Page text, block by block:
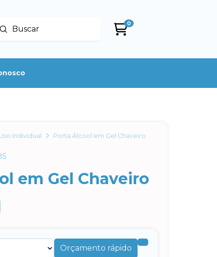
Enviar
0
Uso Individual Porta Álcool em Gel Chaveiro
em Gel Chaveiro
Orçamento rápido